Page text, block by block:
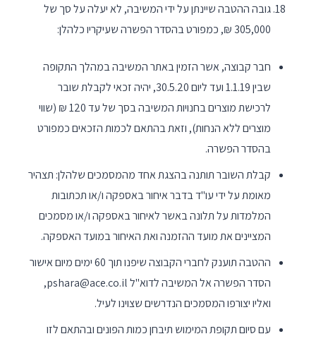
גובה ההטבה שיינתן על ידי המשיבה, לא יעלה על סך של
305,000 ₪, כמפורט בהסדר הפשרה שעיקריו כלהלן:
חבר קבוצה, אשר הזמין באתר המשיבה במהלך התקופה
שבין 1.1.19 ועד ליום 30.5.20, יהיה זכאי לקבלת שובר
לרכישת מוצרים בחנויות המשיבה בסך של עד 120 ₪ (שווי
מוצרים ללא הנחות), וזאת בהתאם לכמות הזכאים כמפורט
בהסדר הפשרה.
קבלת השובר תותנה בהצגת אחד מהמסמכים שלהלן: תצהיר
מאומת על ידי עו"ד בדבר איחור באספקה ו/או תכתובות
המלמדות על תלונה באשר לאיחור באספקה ו/או מסמכים
המציינים את מועד ההזמנה ואת האיחור במועד האספקה.
ההטבה תוענק לחברי הקבוצה שיפנו תוך 60 ימים מיום אישור
הסדר הפשרה אל המשיבה לדוא"ל pshara@ace.co.il,
ואליו יצורפו המסמכים הנדרשים שצוינו לעיל.
עם סיום תקופת המימוש תיבחן כמות הפונים ובהתאם לזו